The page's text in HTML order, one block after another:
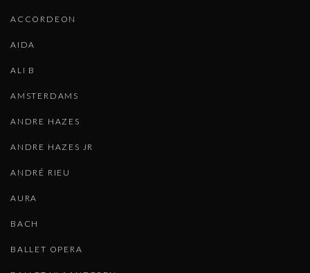
ACCORDEON
AIDA
ALI B
AMSTERDAMS
ANDRE HAZES
ANDRE HAZES JR
ANDRÉ RIEU
AURA
BACH
BALLET OPERA